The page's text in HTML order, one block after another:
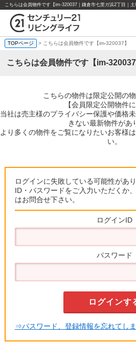
TOPページ > こちらは会員物件です【im-320037】
こちらは会員物件です【im-320037
こちらの物件は限定公開の
【会員限定公開物件
当社は売主様のプライバシー保護や価格
きない最新物件があ
より多くの物件をご覧になりたいお客様
い。
ログインに失敗している可能性があ
ID・パスワードをご入力いただくか
はお問合せ下さい。
ログインID
パスワード
⇒パスワード、登録情報を忘れてし